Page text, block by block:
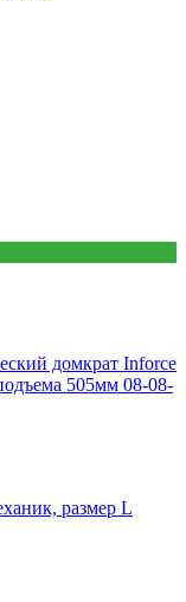
домкрат Inforce
505мм 08-08-